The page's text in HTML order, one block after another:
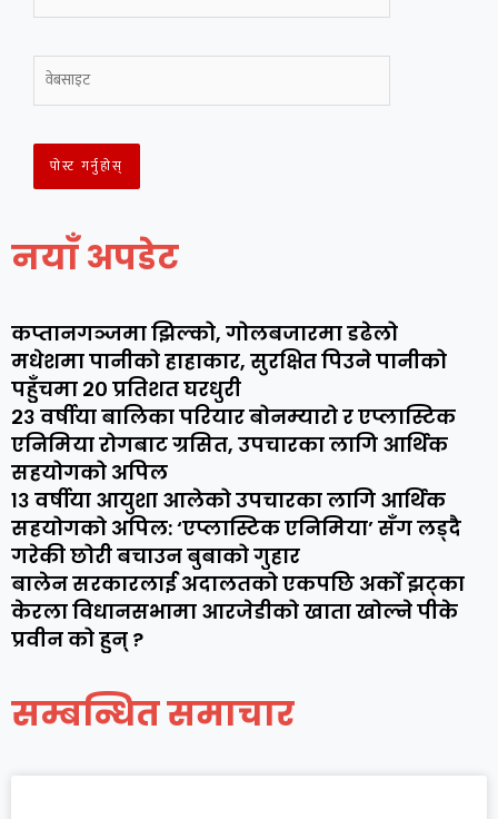
नयाँ अपडेट
कप्तानगञ्जमा झिल्को, गोलबजारमा डढेलो
मधेशमा पानीको हाहाकार, सुरक्षित पिउने पानीको
पहुँचमा २० प्रतिशत घरधुरी
२३ वर्षीया बालिका परियार बोनम्यारो र एप्लास्टिक
एनिमिया रोगबाट ग्रसित, उपचारका लागि आर्थिक
सहयोगको अपिल
१३ वर्षीया आयुशा आलेको उपचारका लागि आर्थिक
सहयोगको अपिल: ‘एप्लास्टिक एनिमिया’ सँग लड्दै
गरेकी छोरी बचाउन बुबाको गुहार
बालेन सरकारलाई अदालतको एकपछि अर्को झट्का
केरला विधानसभामा आरजेडीको खाता खोल्ने पीके
प्रवीन को हुन् ?
सम्बन्धित समाचार